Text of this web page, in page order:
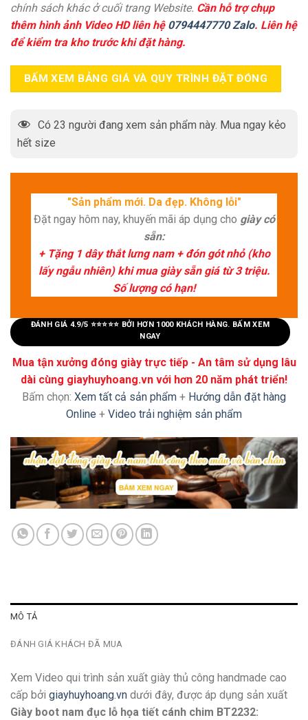
chính sách khác ở cuối trang Website. Cần hỗ trợ chụp
thêm hình ảnh Video HD liên hệ 0794447770 Zalo. Liên hệ
để kiểm tra kho trước khi đặt hàng.
BẤM XEM BẢNG GIÁ VÀ QUY TRÌNH ĐẶT ĐÓNG
Có 23 người đang xem sản phẩm này. Mua ngay kẻo
hết size
"Sản phẩm mới. Da đẹp. Không lỗi"
Đặt ngay hôm nay, khuyến mãi áp dụng cho giày có
sẵn:
+ Tặng 1 dây thắt lưng nam + đón gót nhỏ (kho
lấy ngẫu nhiên) khi mua giày sẵn giá từ 3 triệu.
Số lượng có hạn!
ĐÁNH GIÁ 4.9/5 ⭐⭐⭐⭐⭐ BỞI HƠN 1000 KHÁCH HÀNG. BẤM XEM
NGAY
Mua tận xưởng đóng giày trực tiếp - An tâm sử dụng lâu
dài cùng giayhuyhoang.vn với hơn 20 năm phát triển!
Bấm chọn: Xem tất cả sản phẩm + Hướng dẫn đặt hàng
Online + Video trải nghiệm sản phẩm
MÔ TẢ
ĐÁNH GIÁ KHÁCH ĐÃ MUA
Xem Video qui trình sản xuất giày thủ công handmade cao
cấp bởi giayhuyhoang.vn dưới đây, được áp dụng sản xuất
Giày boot nam đục lỗ họa tiết cánh chim BT2232: